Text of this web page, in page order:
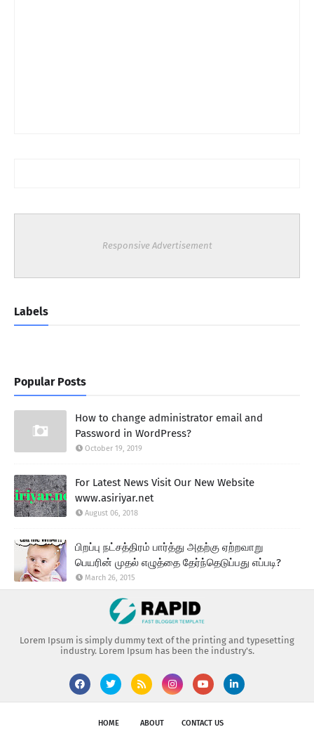
Responsive Advertisement
Labels
Popular Posts
How to change administrator email and
Password in WordPress?
October 19, 2019
For Latest News Visit Our New Website
www.asiriyar.net
August 06, 2018
பிறப்பு நட்சத்திரம் பார்த்து அதற்கு ஏற்றவாறு
பெயரின் முதல் எழுத்தை தேர்ந்தெடுப்பது எப்படி?
March 26, 2015
Lorem Ipsum is simply dummy text of the printing and typesetting
industry. Lorem Ipsum has been the industry's.
HOME ABOUT CONTACT US